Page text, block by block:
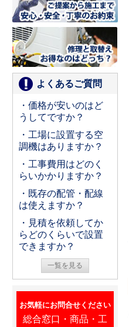
よくあるご質問
・価格が安いのはど
うしてですか？
・工場に設置する空
調機はありますか？
・工事費用はどのく
らいかかりますか？
・既存の配管・配線
は使えますか？
・見積を依頼してか
らどのくらいで設置
できますか？
一覧を見る
お気軽にお問合せください
総合窓口・商品・工